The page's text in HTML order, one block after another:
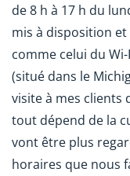
de 8 h à 17 h du
mis à disposition
comme celui du
(situé dans le
visite à mes clients
tout dépend de la
vont être plus
horaires que nous